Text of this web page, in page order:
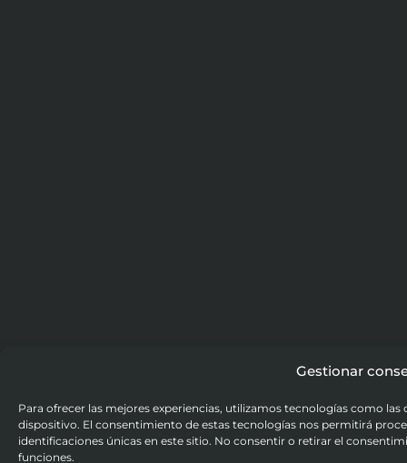
Gestionar
Para ofrecer las mejores experiencias, utilizamos tecnologías como
dispositivo. El consentimiento de estas tecnologías nos permitirá
identificaciones únicas en este sitio. No consentir o retirar el
funciones.